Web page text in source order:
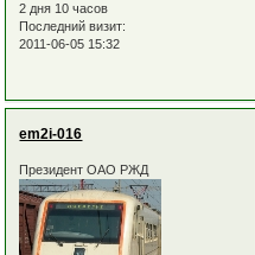
2 дня 10 часов
Последний визит:
2011-06-05 15:32
em2i-016
Президент ОАО РЖД